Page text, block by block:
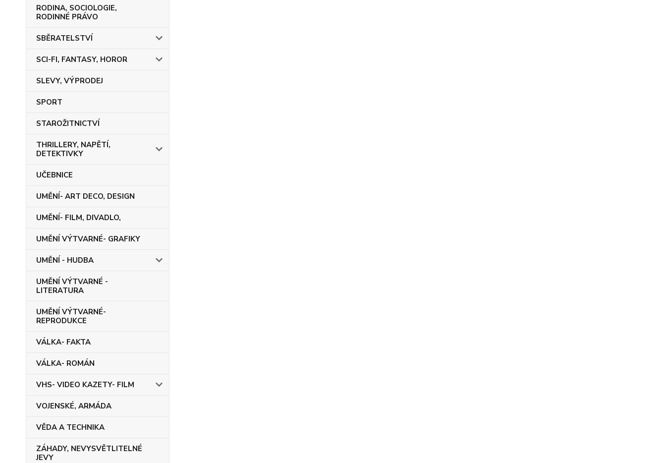
RODINA, SOCIOLOGIE,
RODINNÉ PRÁVO
SBĚRATELSTVÍ
SCI-FI, FANTASY, HOROR
SLEVY, VÝPRODEJ
SPORT
STAROŽITNICTVÍ
THRILLERY, NAPĚTÍ,
DETEKTIVKY
UČEBNICE
UMĚNÍ- ART DECO, DESIGN
UMĚNÍ- FILM, DIVADLO,
UMĚNÍ VÝTVARNÉ- GRAFIKY
UMĚNÍ - HUDBA
UMĚNÍ VÝTVARNÉ -
LITERATURA
UMĚNÍ VÝTVARNÉ-
REPRODUKCE
VÁLKA- FAKTA
VÁLKA- ROMÁN
VHS- VIDEO KAZETY- FILM
VOJENSKÉ, ARMÁDA
VĚDA A TECHNIKA
ZÁHADY, NEVYSVĚTLITELNÉ
JEVY